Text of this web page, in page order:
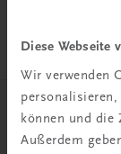
Diese Webseite
Wir verwenden
können und die
Außerdem
Herzlich